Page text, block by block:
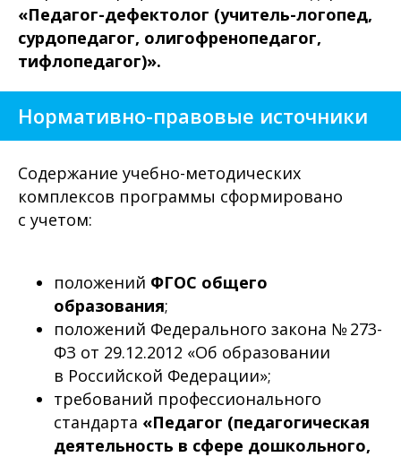
«Педагог-дефектолог (учитель-логопед,
сурдопедагог, олигофренопедагог,
тифлопедагог)».
Нормативно-правовые источники
Содержание учебно-методических
комплексов программы сформировано
с учетом:
положений ФГОС общего
образования;
положений Федерального закона № 273-
ФЗ от 29.12.2012 «Об образовании
в Российской Федерации»;
требований профессионального
стандарта «Педагог (педагогическая
деятельность в сфере дошкольного,